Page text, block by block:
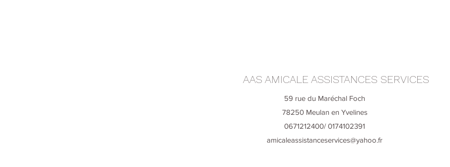
AAS AMICALE ASSISTANCES SERVICES
59 rue du Maréchal Foch
78250 Meulan en Yvelines
0671212400/ 0174102391
amicaleassistanceservices@yahoo.fr